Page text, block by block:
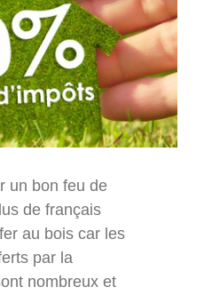
un bon feu de
de français
au bois car les
par la
nombreux et